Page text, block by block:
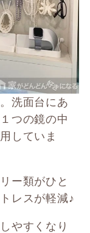
洗面台にあ
つの鏡の中
していま
ー類がひと
レスが軽減♪
やすくなり